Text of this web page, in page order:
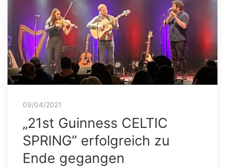
09/04/2021
„21st Guinness CELTIC
SPRING” erfolgreich zu
Ende gegangen